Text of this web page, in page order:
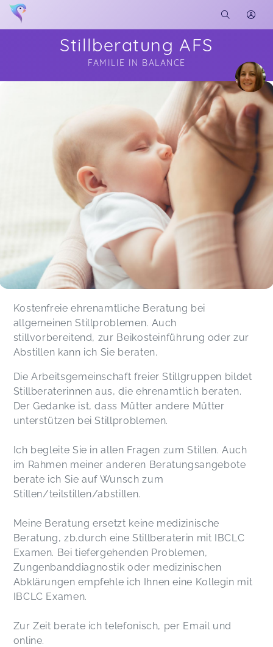
Stillberatung AFS
FAMILIE IN BALANCE
Soon you will learn more about me here...
Kostenfreie ehrenamtliche Beratung bei
allgemeinen Stillproblemen. Auch
stillvorbereitend, zur Beikosteinführung oder zur
Abstillen kann ich Sie beraten.
Die Arbeitsgemeinschaft freier Stillgruppen bildet
Stillberaterinnen aus, die ehrenamtlich beraten.
Der Gedanke ist, dass Mütter andere Mütter
unterstützen bei Stillproblemen.
Ich begleite Sie in allen Fragen zum Stillen. Auch
im Rahmen meiner anderen Beratungsangebote
berate ich Sie auf Wunsch zum
Stillen/teilstillen/abstillen.
Meine Beratung ersetzt keine medizinische
Beratung, zb.durch eine Stillberaterin mit IBCLC
Examen. Bei tiefergehenden Problemen,
Zungenbanddiagnostik oder medizinischen
Abklärungen empfehle ich Ihnen eine Kollegin mit
IBCLC Examen.
Zur Zeit berate ich telefonisch, per Email und
online.